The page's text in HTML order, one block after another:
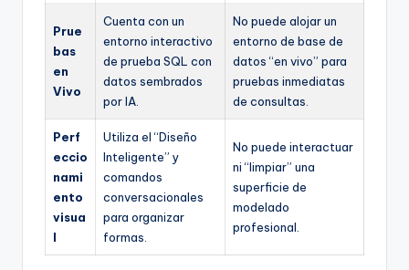
Prue
bas
en
Vivo
Cuenta con un
entorno interactivo
de prueba SQL con
datos sembrados
por IA.
No puede alojar un
entorno de base de
datos “en vivo” para
pruebas inmediatas
de consultas.
Perf
eccio
nami
ento
visua
l
Utiliza el “Diseño
Inteligente” y
comandos
conversacionales
para organizar
formas.
No puede interactuar
ni “limpiar” una
superficie de
modelado
profesional.